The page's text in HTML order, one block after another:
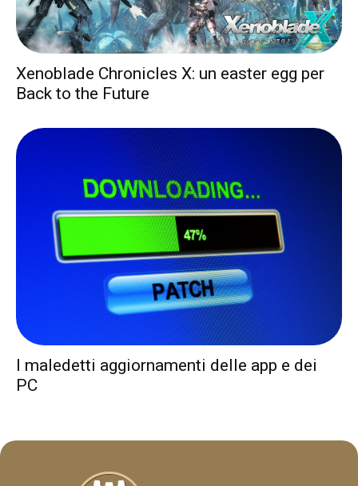
Xenoblade Chronicles X: un easter egg per
Back to the Future
I maledetti aggiornamenti delle app e dei
PC